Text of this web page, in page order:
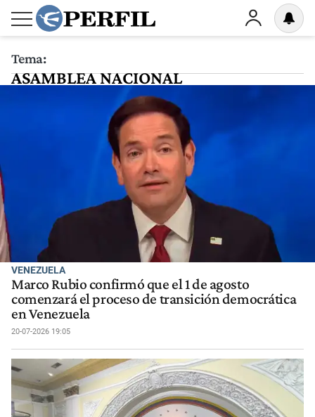
Tema:
ASAMBLEA NACIONAL
VENEZUELA
Marco Rubio confirmó que el 1 de agosto
comenzará el proceso de transición democrática
en Venezuela
20-07-2026 19:05